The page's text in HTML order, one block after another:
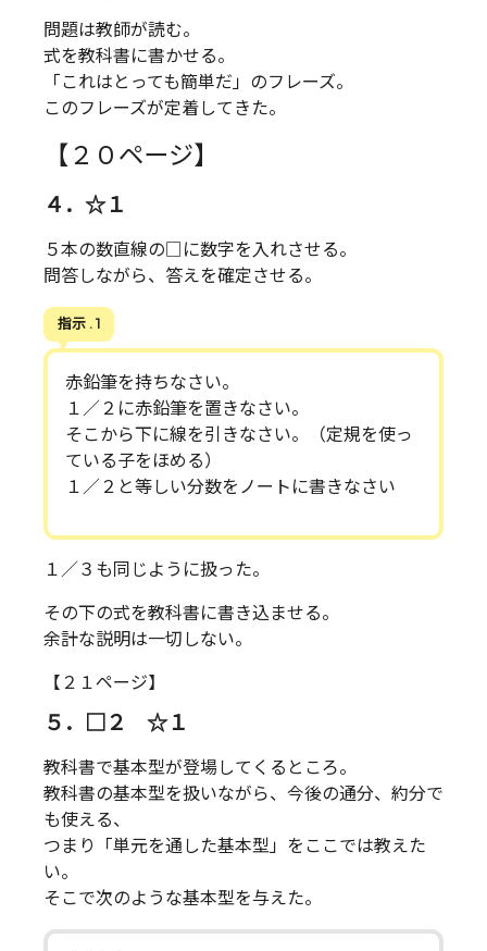
問題は教師が読む。
式を教科書に書かせる。
「これはとっても簡単だ」のフレーズ。
このフレーズが定着してきた。
【２０ページ】
４．☆１
５本の数直線の□に数字を入れさせる。
問答しながら、答えを確定させる。
指示 . 1
赤鉛筆を持ちなさい。
１／２に赤鉛筆を置きなさい。
そこから下に線を引きなさい。（定規を使っ
ている子をほめる）
１／２と等しい分数をノートに書きなさい
１／３も同じように扱った。
その下の式を教科書に書き込ませる。
余計な説明は一切しない。
【２１ページ】
５．□２ ☆１
教科書で基本型が登場してくるところ。
教科書の基本型を扱いながら、今後の通分、約分で
も使える、
つまり「単元を通した基本型」をここでは教えた
い。
そこで次のような基本型を与えた。